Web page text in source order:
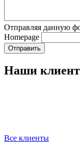
Отправляя данную
Homepage
Наши
Вcе клиенты